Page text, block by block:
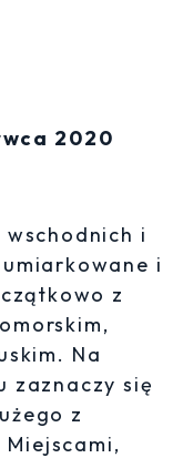
2020
i
i
z
Na
zaznaczy się
z